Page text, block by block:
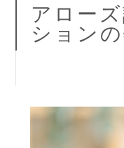
アロー
ション